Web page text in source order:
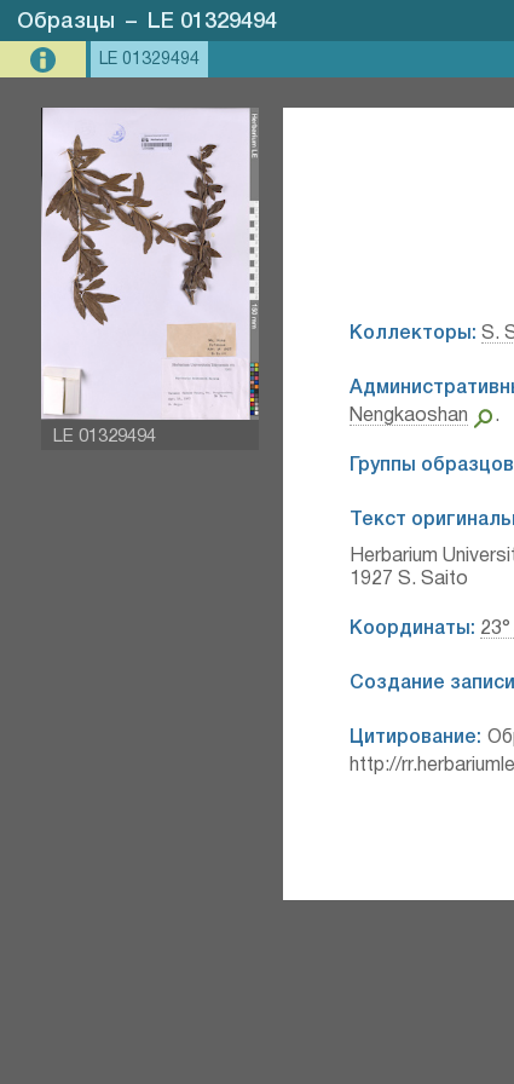
Образцы – LE 01329494
LE 01329494
LE 01329494
Коллекторы: S.
Nengkaoshan
.
Группы
Текст
Herbarium
1927 S. Saito
Координаты: 23°
Создание
Цитирование:
http://